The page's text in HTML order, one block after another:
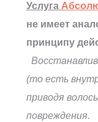
Услуга
не имеет
принципу
(то есть
приводя
повреждения.